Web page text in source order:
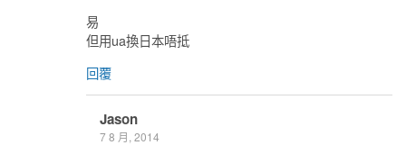
易
但用ua換日本唔抵
回覆
Jason
7 8 月, 2014